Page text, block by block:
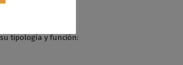
tipología y función: